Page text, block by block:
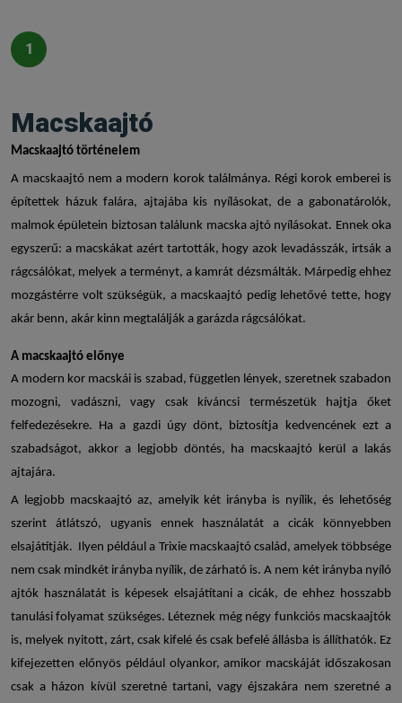
1
Macskaajtó
Macskaajtó történelem
A macskaajtó nem a modern korok találmánya. Régi korok emberei is
építettek házuk falára, ajtajába kis nyílásokat, de a gabonatárolók,
malmok épületein biztosan találunk macska ajtónyílásokat. Ennek oka
egyszerű: a macskákat azért tartották, hogy azok levadásszák, irtsák a
rágcsálókat, melyek a terményt, a kamrát dézsmálták. Márpedig ehhez
mozgástérre volt szükségük, a macskaajtó pedig lehetővé tette, hogy
akár benn, akár kinn megtalálják a garázda rágcsálókat.
A macskaajtó előnye
A modern kor macskái is szabad, független lények, szeretnek szabadon
mozogni, vadászni, vagy csak kíváncsi természetük hajtja őket
felfedezésekre. Ha a gazdi úgy dönt, biztosítja kedvencének ezt a
szabadságot, akkor a legjobb döntés, ha macskaajtó kerül a lakás
ajtajára.
A legjobb macskaajtó az, amelyik két irányba is nyílik, és lehetőség
szerint átlátszó, ugyanis ennek használatát a cicák könnyebben
elsajátítják. Ilyen például a Trixie macskaajtócsalád, amelyek többsége
nem csak mindkét irányba nyílik, de zárható is. A nem két irányba nyíló
ajtók használatát is képesek elsajátítani a cicák, de ehhez hosszabb
tanulási folyamat szükséges. Léteznek még négy funkciós macskaajtók
is, melyek nyitott, zárt, csak kifelé és csak befelé állásba is állíthatók. Ez
kifejezetten előnyös például olyankor, amikor macskáját időszakosan
csak a házon kívül szeretné tartani, vagy éjszakára nem szeretné a